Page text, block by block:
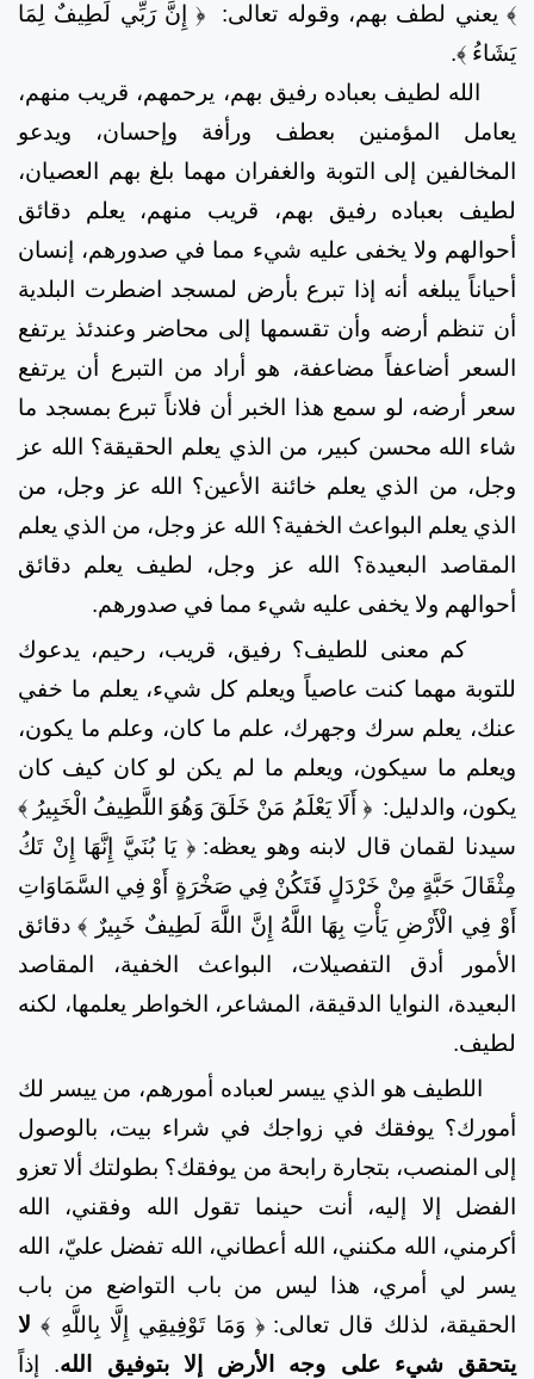
﴾ يعني لطف بهم، وقوله تعالى:
﴿ إِنَّ رَبِّي لَطِيفٌ لِمَا
يَشَاءُ ﴾.
الله لطيف بعباده رفيق بهم، يرحمهم، قريب منهم،
يعامل المؤمنين بعطف ورأفة وإحسان، ويدعو
المخالفين إلى التوبة والغفران مهما بلغ بهم العصيان،
لطيف بعباده رفيق بهم، قريب منهم، يعلم دقائق
أحوالهم ولا يخفى عليه شيء مما في صدورهم، إنسان
أحياناً يبلغه أنه إذا تبرع بأرض لمسجد اضطرت البلدية
أن تنظم أرضه وأن تقسمها إلى محاضر وعندئذ يرتفع
السعر أضاعفاً مضاعفة، هو أراد من التبرع أن يرتفع
سعر أرضه، لو سمع هذا الخبر أن فلاناً تبرع بمسجد ما
شاء الله محسن كبير، من الذي يعلم الحقيقة؟ الله عز
وجل، من الذي يعلم خائنة الأعين؟ الله عز وجل، من
الذي يعلم البواعث الخفية؟ الله عز وجل، من الذي يعلم
المقاصد البعيدة؟ الله عز وجل، لطيف يعلم دقائق
أحوالهم ولا يخفى عليه شيء مما في صدورهم.
كم معنى للطيف؟ رفيق، قريب، رحيم، يدعوك
للتوبة مهما كنت عاصياً ويعلم كل شيء، يعلم ما خفي
عنك، يعلم سرك وجهرك، علم ما كان، وعلم ما يكون،
ويعلم ما سيكون، ويعلم ما لم يكن لو كان كيف كان
يكون، والدليل: ﴿ أَلَا يَعْلَمُ مَنْ خَلَقَ وَهُوَ اللَّطِيفُ الْخَبِيرُ ﴾
سيدنا لقمان قال لابنه وهو يعظه: ﴿ يَا بُنَيَّ إِنَّهَا إِنْ تَكُ
مِثْقَالَ حَبَّةٍ مِنْ خَرْدَلٍ فَتَكُنْ فِي صَخْرَةٍ أَوْ فِي السَّمَاوَاتِ
أَوْ فِي الْأَرْضِ يَأْتِ بِهَا اللَّهُ إِنَّ اللَّهَ لَطِيفٌ خَبِيرٌ ﴾ دقائق
الأمور أدق التفصيلات، البواعث الخفية، المقاصد
البعيدة، النوايا الدقيقة، المشاعر، الخواطر يعلمها، لكنه
لطيف.
اللطيف هو الذي ييسر لعباده أمورهم، من ييسر لك
أمورك؟ يوفقك في زواجك في شراء بيت، بالوصول
إلى المنصب، بتجارة رابحة من يوفقك؟ بطولتك ألا تعزو
الفضل إلا إليه، أنت حينما تقول الله وفقني، الله
أكرمني، الله مكنني، الله أعطاني، الله تفضل عليّ، الله
يسر لي أمري، هذا ليس من باب التواضع من باب
الحقيقة، لذلك قال تعالى: ﴿ وَمَا تَوْفِيقِي إِلَّا بِاللَّهِ ﴾ لا
يتحقق شيء على وجه الأرض إلا بتوفيق الله. إذاً